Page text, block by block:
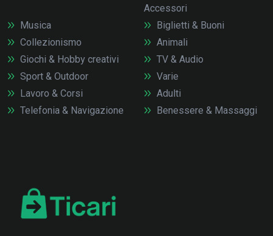
Accessori
Musica
Collezionismo
Giochi & Hobby creativi
Sport & Outdoor
Lavoro & Corsi
Telefonia & Navigazione
Biglietti & Buoni
Animali
TV & Audio
Varie
Adulti
Benessere & Massaggi